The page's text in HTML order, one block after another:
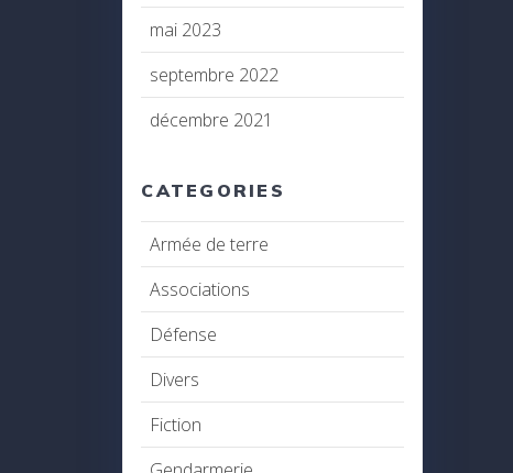
mai 2023
septembre 2022
décembre 2021
CATEGORIES
Armée de terre
Associations
Défense
Divers
Fiction